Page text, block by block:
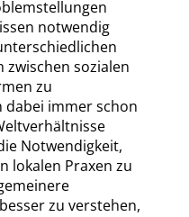
notwendig
zwischen sozialen
zu
dabei immer schon
Notwendigkeit,
lokalen Praxen zu
zu verstehen,